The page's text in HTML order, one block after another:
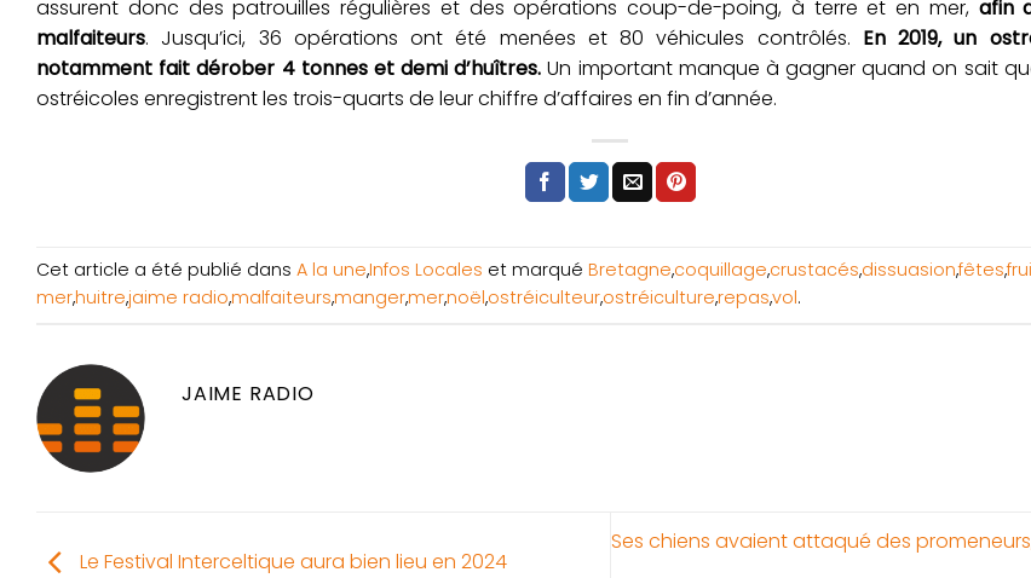
assurent donc des patrouilles régulières et des opérations coup-de-poing, à terre et en mer, afin
malfaiteurs. Jusqu’ici, 36 opérations ont été menées et 80 véhicules contrôlés. En 2019, un
notamment fait dérober 4 tonnes et demi d’huîtres. Un important manque à gagner quand on sait
ostréicoles enregistrent les trois-quarts de leur chiffre d’affaires en fin d’année.
Cet article a été publié dans A la une,Infos Locales et marqué Bretagne,coquillage,crustacés,dissuasion,fêtes,
mer,huitre,jaime radio,malfaiteurs,manger,mer,noël,ostréiculteur,ostréiculture,repas,vol.
JAIME RADIO
Le Festival Interceltique aura bien lieu en 2024
Ses chiens avaient attaqué des